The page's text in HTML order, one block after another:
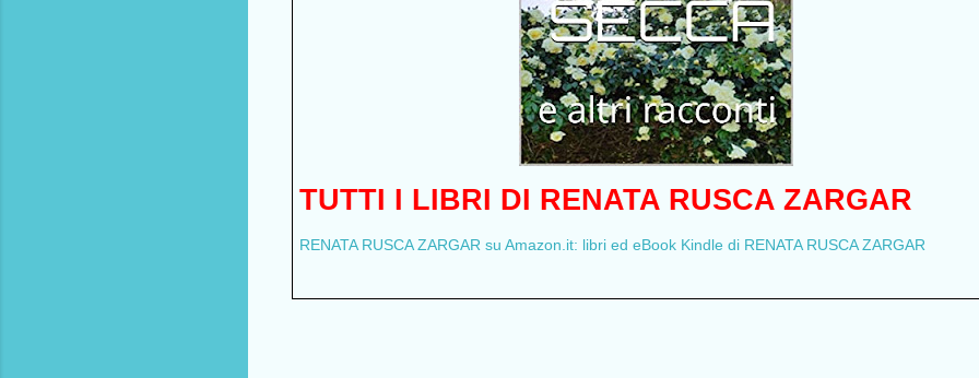
TUTTI I LIBRI DI RENATA RUSCA ZARGAR
RENATA RUSCA ZARGAR su Amazon.it: libri ed eBook Kindle di RENATA RUSCA ZARGAR